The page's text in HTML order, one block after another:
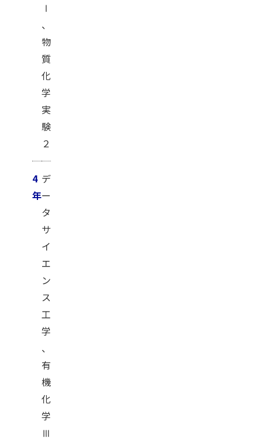
Ⅰ
、
物
質
化
学
実
験
２
4
年
デ
ー
タ
サ
イ
エ
ン
ス
工
学
、
有
機
化
学
Ⅲ